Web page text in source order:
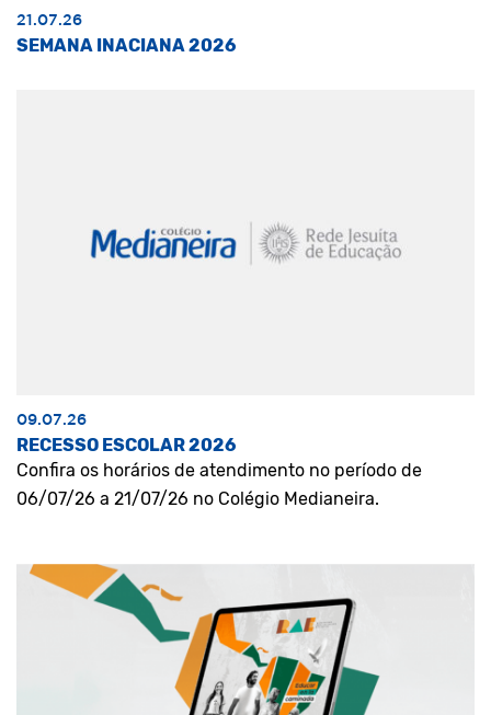
21.07.26
SEMANA INACIANA 2026
09.07.26
RECESSO ESCOLAR 2026
Confira os horários de atendimento no período de
06/07/26 a 21/07/26 no Colégio Medianeira.